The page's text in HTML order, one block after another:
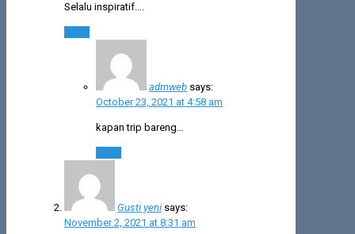
Selalu inspiratif….
admweb says:
October 23, 2021 at 4:58 am
kapan trip bareng…
Gusti yeni says:
November 2, 2021 at 8:31 am